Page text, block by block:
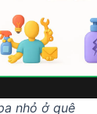
nhỏ ở quê